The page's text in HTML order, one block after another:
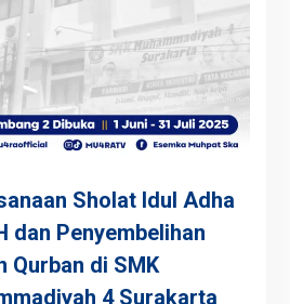
Sholat Idul Adha
dan Penyembelihan
Qurban di SMK
4 Surakarta